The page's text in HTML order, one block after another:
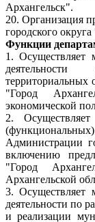
Архангельск".
20. Организация
городского
Функции
1. Осуществляет
территориальных
"Город
экономической
2. Осуществляет
Администрации
включению
"Город
Архангельской
3. Осуществляет
деятельности по
и реализации